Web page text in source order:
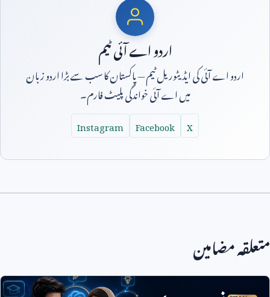
اردو اے آئی ٹیم
اردو اے آئی کی ایڈیٹوریل ٹیم — پاکستان کا سب سے بڑا اردو زبان
میں اے آئی خواندگی پلیٹ فارم۔
X
Facebook
Instagram
متعلقہ مضامین